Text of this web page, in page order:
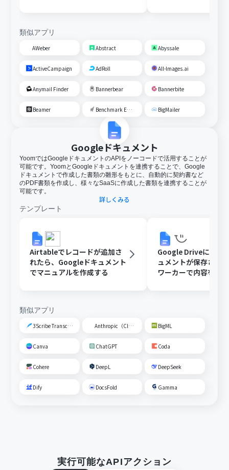
類似アプリ
AWeber Abstract Abyssale
ActiveCampaign AdRoll All-Images.ai
Anymail Finder Bannerbear Bannerbite
Beamer Benchmark Email BigMailer
Googleドキュメント
YoomではGoogleドキュメントのAPIをノーコードで活用することが
可能です。YoomとGoogleドキュメントを連携することで、Google
ドキュメントで作成した書類の雛形をもとに、自動的に契約書など
のPDF書類を作成し、様々なSaaSに作成した書類を連携することが
可能です。
詳しくみる
テンプレート
Airtableでレコードが追加さ
れたら、Googleドキュメント
でマニュアルを作成する
Google Driveに
ュメントが保存され
ワーカーで内容を読
類似アプリ
3Scribe Transcription Anthropic（Claude） BigML
Canva ChatGPT Coda
Cohere DeepL DeepSeek
Dify DocsFold Gamma
実行可能なAPIアクション